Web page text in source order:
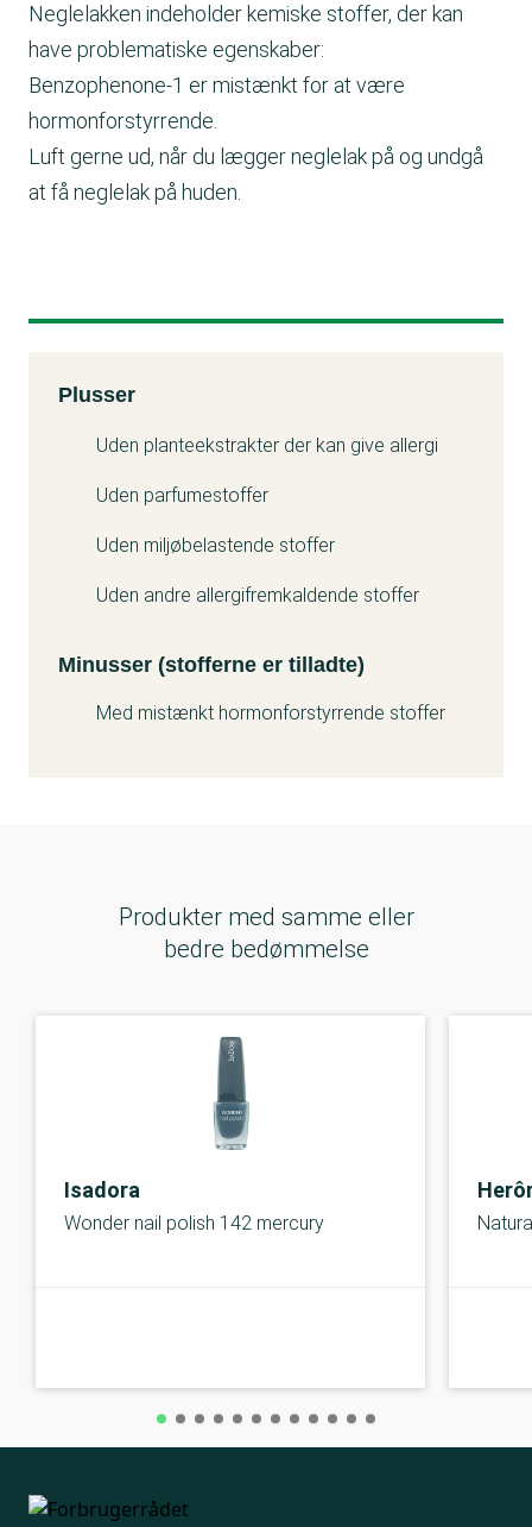
Neglelakken indeholder kemiske stoffer, der kan
have problematiske egenskaber:
Benzophenone-1 er mistænkt for at være
hormonforstyrrende.
Luft gerne ud, når du lægger neglelak på og undgå
at få neglelak på huden.
Kemitest
Plusser
Uden planteekstrakter der kan give allergi
Uden parfumestoffer
Uden miljøbelastende stoffer
Uden andre allergifremkaldende stoffer
Minusser (stofferne er tilladte)
Med mistænkt hormonforstyrrende stoffer
Produkter med samme eller
bedre bedømmelse
Isadora
Wonder nail polish 142 mercury